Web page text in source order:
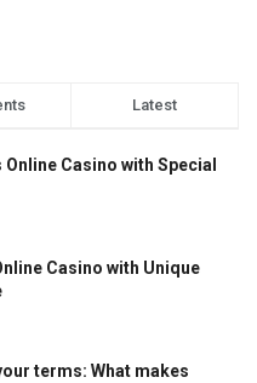
Latest
Casino with Special
Casino with Unique
terms: What makes